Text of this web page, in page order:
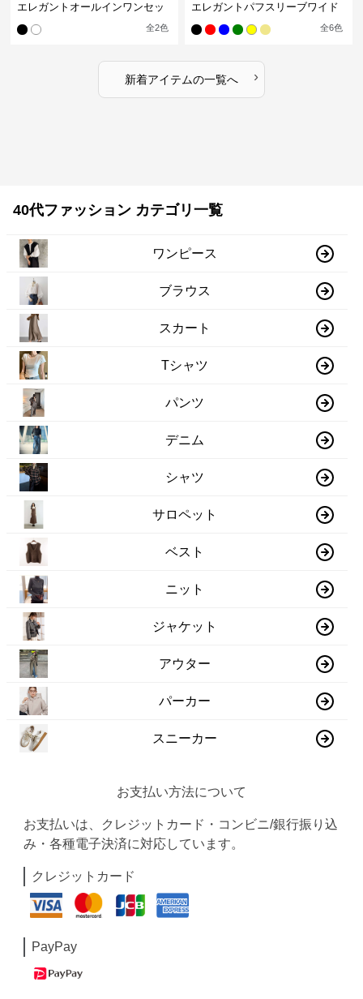
エレガントオールインワンセッ
全2色
エレガントパフスリーブワイド
全6色
新着アイテムの一覧へ ›
40代ファッション カテゴリ一覧
ワンピース
ブラウス
スカート
Tシャツ
パンツ
デニム
シャツ
サロペット
ベスト
ニット
ジャケット
アウター
パーカー
スニーカー
お支払い方法について
お支払いは、クレジットカード・コンビニ/銀行振り込
み・各種電子決済に対応しています。
クレジットカード
PayPay